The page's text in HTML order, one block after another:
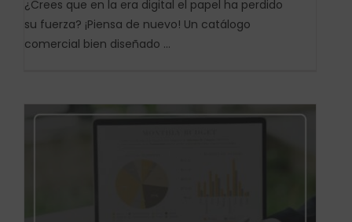
¿Crees que en la era digital el papel ha perdido
su fuerza? ¡Piensa de nuevo! Un catálogo
comercial bien diseñado ...